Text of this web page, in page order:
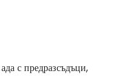
с предразсъдъци,